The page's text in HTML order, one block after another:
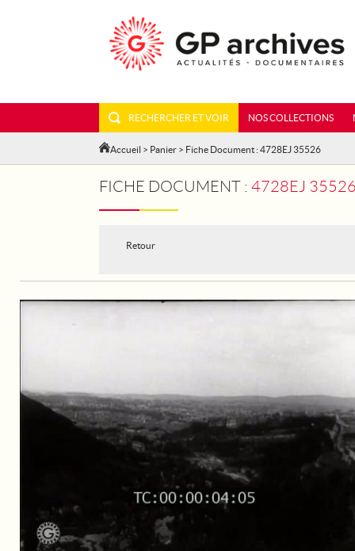
RECHERCHER ET VOIR NOS COLLECTIONS
Accueil > Panier > Fiche Document : 4728EJ 35526
FICHE DOCUMENT : 4728EJ
Retour